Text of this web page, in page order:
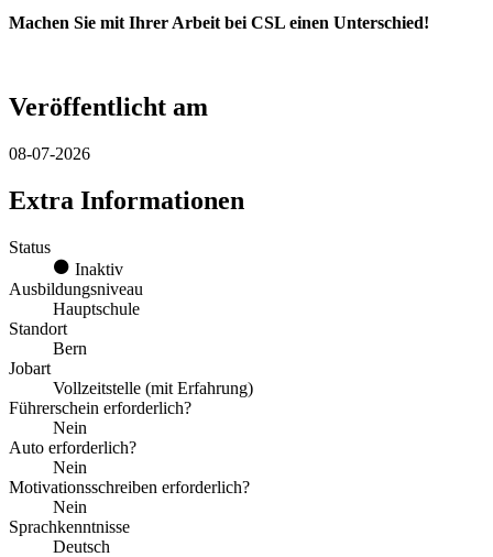
Machen Sie mit Ihrer Arbeit bei CSL einen Unterschied!
Veröffentlicht am
08-07-2026
Extra Informationen
Status
Inaktiv
Ausbildungsniveau
Hauptschule
Standort
Bern
Jobart
Vollzeitstelle (mit Erfahrung)
Führerschein erforderlich?
Nein
Auto erforderlich?
Nein
Motivationsschreiben erforderlich?
Nein
Sprachkenntnisse
Deutsch